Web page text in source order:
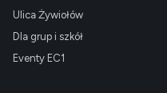
Ulica Żywiołów
Dla grup i szkół
Eventy EC1